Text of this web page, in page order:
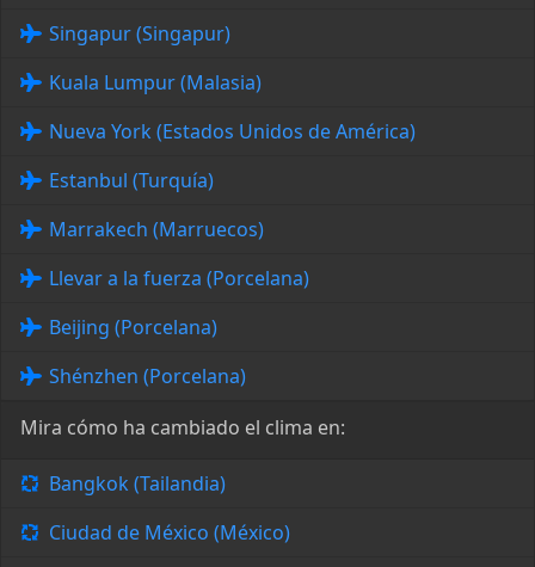
Singapur (Singapur)
Kuala Lumpur (Malasia)
Nueva York (Estados Unidos de América)
Estanbul (Turquía)
Marrakech (Marruecos)
Llevar a la fuerza (Porcelana)
Beijing (Porcelana)
Shénzhen (Porcelana)
Mira cómo ha cambiado el clima en:
Bangkok (Tailandia)
Ciudad de México (México)